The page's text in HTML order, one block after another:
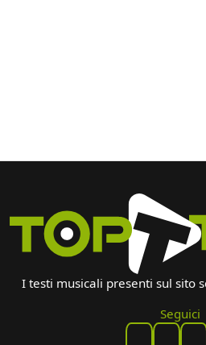
I testi musicali presenti sul sito
Seguici